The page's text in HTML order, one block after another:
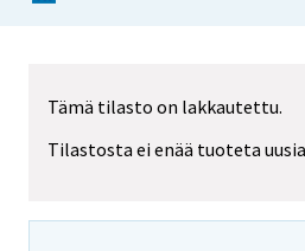
Tämä tilasto on lakkautettu.
Tilastosta ei enää tuoteta